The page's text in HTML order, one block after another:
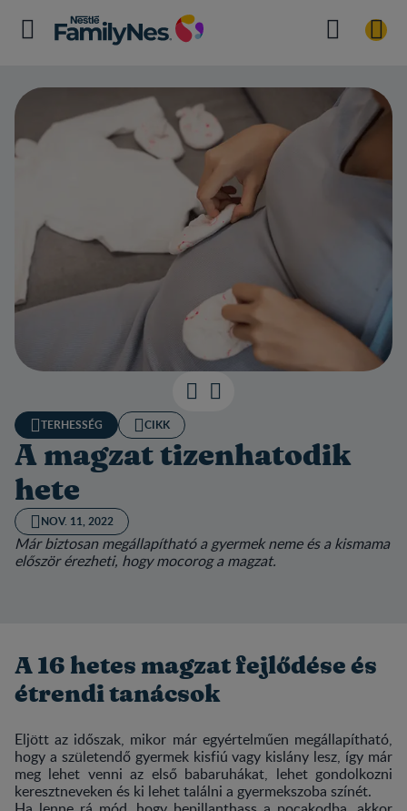
TERHESSÉG CIKK
A magzat tizenhatodik
hete
NOV. 11, 2022
Már biztosan megállapítható a gyermek neme és a kismama
először érezheti, hogy mocorog a magzat.
A 16 hetes magzat fejlődése és
étrendi tanácsok
Eljött az időszak, mikor már egyértelműen megállapítható,
hogy a születendő gyermek kisfiú vagy kislány lesz, így már
meg lehet venni az első babaruhákat, lehet gondolkozni
keresztneveken és ki lehet találni a gyermekszoba színét.